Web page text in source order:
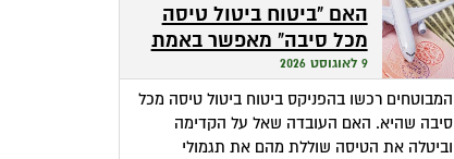
האם "ביטוח ביטול טיסה
מכל סיבה" מאפשר באמת
ביטול מכל סיבה?
9 לאוגוסט 2026
המבוטחים רכשו בהפניקס ביטוח ביטול טיסה מכל
סיבה שהיא. האם העובדה שאל על הקדימה
וביטלה את הטיסה שוללת מהם את תגמולי